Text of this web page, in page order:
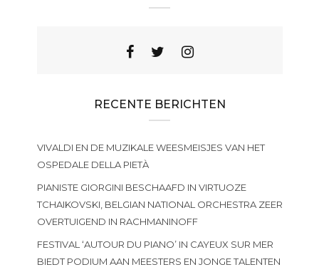
RECENTE BERICHTEN
VIVALDI EN DE MUZIKALE WEESMEISJES VAN HET
OSPEDALE DELLA PIETÀ
PIANISTE GIORGINI BESCHAAFD IN VIRTUOZE
TCHAIKOVSKI, BELGIAN NATIONAL ORCHESTRA ZEER
OVERTUIGEND IN RACHMANINOFF
FESTIVAL ‘AUTOUR DU PIANO’ IN CAYEUX SUR MER
BIEDT PODIUM AAN MEESTERS EN JONGE TALENTEN